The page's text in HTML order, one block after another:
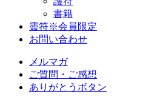
書籍
靈符※会員限定
お問い合わせ
メルマガ
ご質問・ご感想
ありがとうボタン